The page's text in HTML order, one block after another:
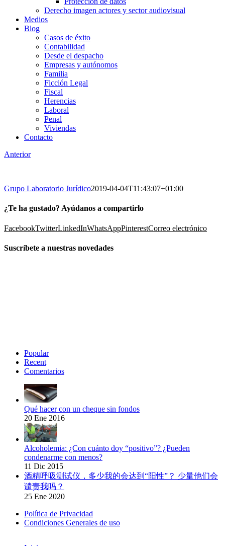
Derecho imagen actores y sector audiovisual
Medios
Blog
Casos de éxito
Contabilidad
Desde el despacho
Empresas y autónomos
Familia
Ficción Legal
Fiscal
Herencias
Laboral
Penal
Viviendas
Contacto
Anterior
Grupo Laboratorio Jurídico2019-04-04T11:43:07+01:00
¿Te ha gustado? Ayúdanos a compartirlo
FacebookTwitterLinkedInWhatsAppPinterestCorreo electrónico
Suscríbete a nuestras novedades
Popular
Recent
Comentarios
Qué hacer con un cheque sin fondos
20 Ene 2016
Alcoholemia: ¿Con cuánto doy “positivo”? ¿Pueden
condenarme con menos?
11 Dic 2015
酒精呼吸测试仪，多少我的会达到“阳性”？ 少量他们会
谴责我吗？
25 Ene 2020
Política de Privacidad
Condiciones Generales de uso